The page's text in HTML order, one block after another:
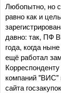
Любопытно, но
равно как и
давно: так, ПФ
года, когда
ещё работал
компаний "ВИС"
сайта